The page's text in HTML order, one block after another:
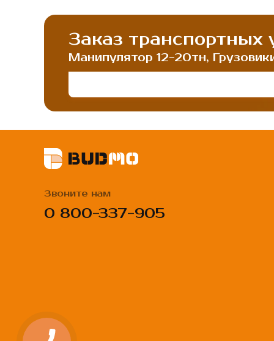
Заказ транспортных
Манипулятор 12-20тн,
Звоните нам
0 800-337-905